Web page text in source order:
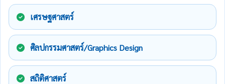
เศรษฐศาสตร์
ศิลปกรรมศาสตร์/Graphics Design
สถิติศาสตร์